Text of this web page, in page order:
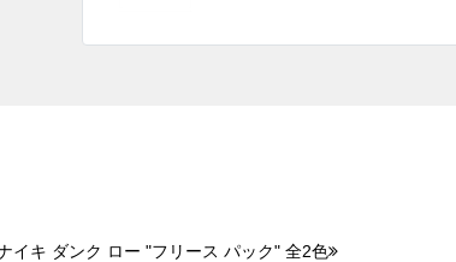
イキ ダンク ロー "フリース パック" 全2色